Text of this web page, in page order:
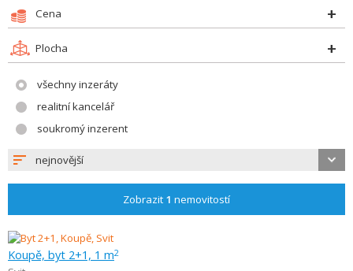
Cena
Plocha
všechny inzeráty
realitní kancelář
soukromý inzerent
nejnovější
Zobrazit 1 nemovitostí
Koupě, byt 2+1, 1 m2